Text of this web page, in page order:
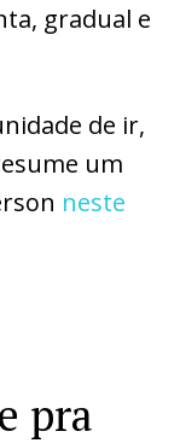
gradual e
de ir,
um
neste
pra